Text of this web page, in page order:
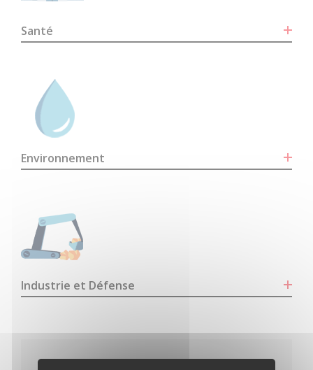
Santé
Environnement
Industrie et Défense